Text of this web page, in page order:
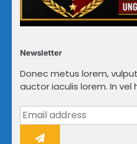
Newsletter
Donec metus lorem,
auctor iaculis lorem. In vel